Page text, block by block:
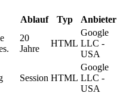
Ablauf Typ Anbieter
20
Jahre
HTML
Google
LLC -
USA
Session HTML
Google
LLC -
USA